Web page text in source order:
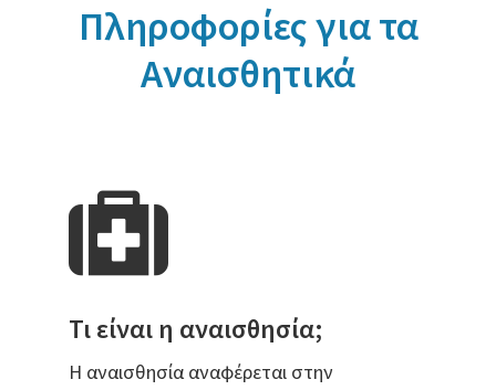
Πληροφορίες για τα
Αναισθητικά
Τι είναι η αναισθησία;
Η αναισθησία αναφέρεται στην